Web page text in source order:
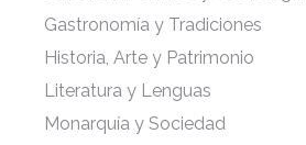
Gastronomía y Tradiciones
Historia, Arte y Patrimonio
Literatura y Lenguas
Monarquía y Sociedad